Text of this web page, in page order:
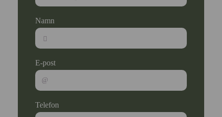
Namn
E-post
Telefon